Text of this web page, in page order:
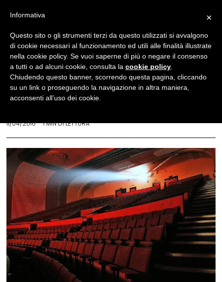
News
Da oggi i CinemaDays:
quattro
giorni di cinema a tre euro
REDAZIONE
11/04/2016 1 MIN DI LETTURA
×
Informativa
Questo sito o gli strumenti terzi da questo utilizzati si avvalgono
di cookie necessari al funzionamento ed utili alle finalità illustrate
nella cookie policy. Se vuoi saperne di più o negare il consenso
a tutti o ad alcuni cookie, consulta la cookie policy
Chiudendo questo banner, scorrendo questa pagina, cliccando
su un link o proseguendo la navigazione in altra maniera,
acconsenti all’uso dei cookie.